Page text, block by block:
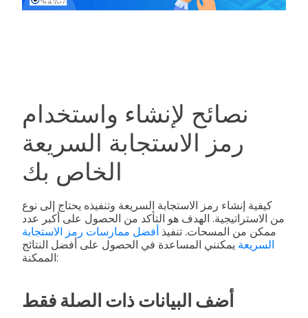
نصائح لإنشاء واستخدام
رمز الاستجابة السريعة
الخاص بك
كيفية إنشاء رمز الاستجابة السريعة وتنفيذه يحتاج إلى نوع
من الاستراتيجية. الهدف هو التأكد من الحصول على أكبر عدد
ممكن من المسحات. تنفيذ أفضل ممارسات رمز الاستجابة
السريعة يمكنني المساعدة في الحصول على أفضل النتائج
الممكنة:
أضف البيانات ذات الصلة فقط